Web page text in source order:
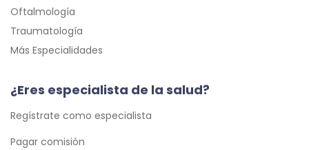
Oftalmología
Traumatología
Más Especialidades
¿Eres especialista de la salud?
Regístrate como especialista
Pagar comisión